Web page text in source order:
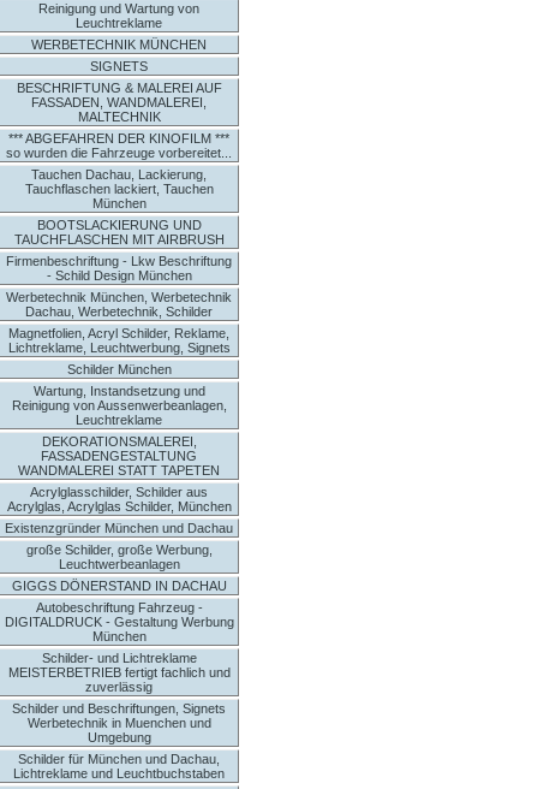
Reinigung und Wartung von
Leuchtreklame
WERBETECHNIK MÜNCHEN
SIGNETS
BESCHRIFTUNG & MALEREI AUF
FASSADEN, WANDMALEREI,
MALTECHNIK
*** ABGEFAHREN DER KINOFILM ***
so wurden die Fahrzeuge vorbereitet...
Tauchen Dachau, Lackierung,
Tauchflaschen lackiert, Tauchen
München
BOOTSLACKIERUNG UND
TAUCHFLASCHEN MIT AIRBRUSH
Firmenbeschriftung - Lkw Beschriftung
- Schild Design München
Werbetechnik München, Werbetechnik
Dachau, Werbetechnik, Schilder
Magnetfolien, Acryl Schilder, Reklame,
Lichtreklame, Leuchtwerbung, Signets
Schilder München
Wartung, Instandsetzung und
Reinigung von Aussenwerbeanlagen,
Leuchtreklame
DEKORATIONSMALEREI,
FASSADENGESTALTUNG
WANDMALEREI STATT TAPETEN
Acrylglasschilder, Schilder aus
Acrylglas, Acrylglas Schilder, München
Existenzgründer München und Dachau
große Schilder, große Werbung,
Leuchtwerbeanlagen
GIGGS DÖNERSTAND IN DACHAU
Autobeschriftung Fahrzeug -
DIGITALDRUCK - Gestaltung Werbung
München
Schilder- und Lichtreklame
MEISTERBETRIEB fertigt fachlich und
zuverlässig
Schilder und Beschriftungen, Signets
Werbetechnik in Muenchen und
Umgebung
Schilder für München und Dachau,
Lichtreklame und Leuchtbuchstaben